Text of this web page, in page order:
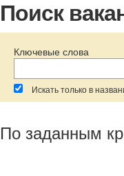
Поиск
Ключевые слова
Искать только в
По заданным